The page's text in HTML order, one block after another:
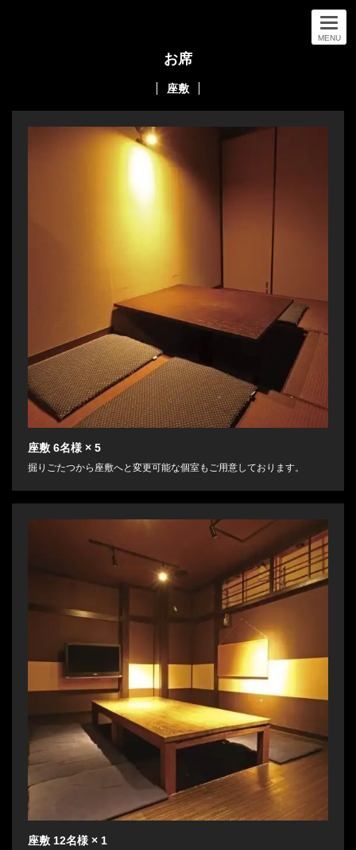
MENU
お席
座敷
座敷 6名様 × 5
掘りごたつから座敷へと変更可能な個室もご用意しております。
座敷 12名様 × 1